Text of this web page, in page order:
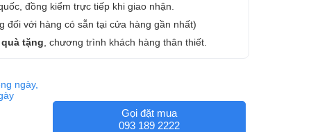
đồng kiểm trực tiếp khi giao nhận.
đối với hàng có sẵn tại cửa hàng gần nhất)
tặng , chương trình khách hàng thân thiết.
ngày,
Gọi đặt mua
093 189 2222